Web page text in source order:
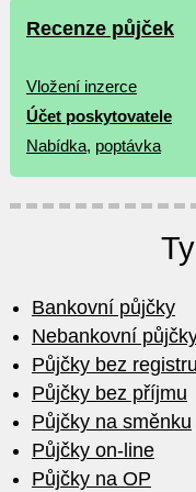
Recenze půjček
Vložení inzerce
Účet poskytovatele
Nabídka, poptávka
Bankovní půjčky
Nebankovní
Půjčky bez registru
Půjčky bez příjmu
Půjčky na směnku
Půjčky on-line
Půjčky na OP